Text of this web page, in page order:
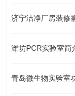
济宁洁净厂房装修
潍坊PCR实验室简
青岛微生物实验室